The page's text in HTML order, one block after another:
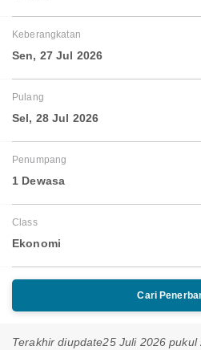
Keberangkatan
Sen, 27 Jul 2026
Pulang
Sel, 28 Jul 2026
Penumpang
1 Dewasa
Class
Ekonomi
Cari
Terakhir diupdate25 Juli 2026 pukul